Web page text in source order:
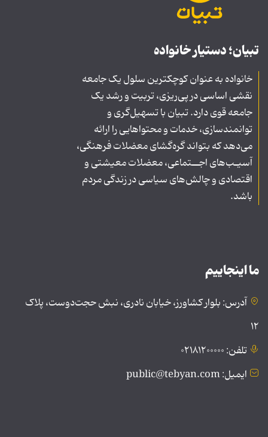
تبیان؛ دستیار خانواده
خانواده به عنوان کوچکترین سلول یک جامعه
نقشی اساسی در پی‌ریزی، تربیت و رشد یک
جامعه قوی دارد. تبیان با تسهیل‌گری و
توانمندسازی، خدمات و محتواهایی را ارائه
می‌دهد که بتواند گره‌گشای معضلات فرهنگی،
آسیـب‌های اجــتماعی، معضلات معیشتی و
اقتصادی و چالش‌های سیاسی در زندگی مردم
باشد.
ما اینجاییم
آدرس: بلوار کشاورز، خیابان نادری، نبش حجت‌دوست، پلاک
۱۲
تلفن: ۰۲۱۸۱۲۰۰۰۰۰
ایمیل: public@tebyan.com